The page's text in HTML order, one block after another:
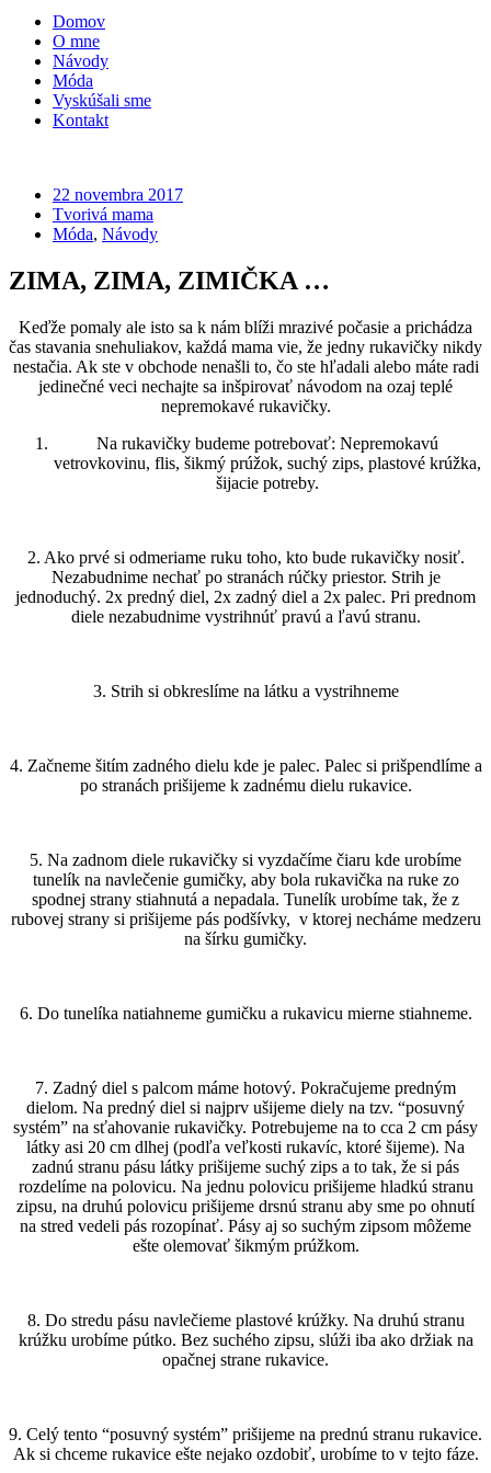
Domov
O mne
Návody
Móda
Vyskúšali sme
Kontakt
22 novembra 2017
Tvorivá mama
Móda, Návody
ZIMA, ZIMA, ZIMIČKA …
Keďže pomaly ale isto sa k nám blíži mrazivé počasie a prichádza
čas stavania snehuliakov, každá mama vie, že jedny rukavičky nikdy
nestačia. Ak ste v obchode nenašli to, čo ste hľadali alebo máte radi
jedinečné veci nechajte sa inšpirovať návodom na ozaj teplé
nepremokavé rukavičky.
Na rukavičky budeme potrebovať: Nepremokavú
vetrovkovinu, flis, šikmý prúžok, suchý zips, plastové krúžka,
šijacie potreby.
2. Ako prvé si odmeriame ruku toho, kto bude rukavičky nosiť.
Nezabudnime nechať po stranách rúčky priestor. Strih je
jednoduchý. 2x predný diel, 2x zadný diel a 2x palec. Pri prednom
diele nezabudnime vystrihnúť pravú a ľavú stranu.
3. Strih si obkreslíme na látku a vystrihneme
4. Začneme šitím zadného dielu kde je palec. Palec si prišpendlíme a
po stranách prišijeme k zadnému dielu rukavice.
5. Na zadnom diele rukavičky si vyzdačíme čiaru kde urobíme
tunelík na navlečenie gumičky, aby bola rukavička na ruke zo
spodnej strany stiahnutá a nepadala. Tunelík urobíme tak, že z
rubovej strany si prišijeme pás podšívky, v ktorej necháme medzeru
na šírku gumičky.
6. Do tunelíka natiahneme gumičku a rukavicu mierne stiahneme.
7. Zadný diel s palcom máme hotový. Pokračujeme predným
dielom. Na predný diel si najprv ušijeme diely na tzv. “posuvný
systém” na sťahovanie rukavičky. Potrebujeme na to cca 2 cm pásy
látky asi 20 cm dlhej (podľa veľkosti rukavíc, ktoré šijeme). Na
zadnú stranu pásu látky prišijeme suchý zips a to tak, že si pás
rozdelíme na polovicu. Na jednu polovicu prišijeme hladkú stranu
zipsu, na druhú polovicu prišijeme drsnú stranu aby sme po ohnutí
na stred vedeli pás rozopínať. Pásy aj so suchým zipsom môžeme
ešte olemovať šikmým prúžkom.
8. Do stredu pásu navlečieme plastové krúžky. Na druhú stranu
krúžku urobíme pútko. Bez suchého zipsu, slúži iba ako držiak na
opačnej strane rukavice.
9. Celý tento “posuvný systém” prišijeme na prednú stranu rukavice.
Ak si chceme rukavice ešte nejako ozdobiť, urobíme to v tejto fáze.